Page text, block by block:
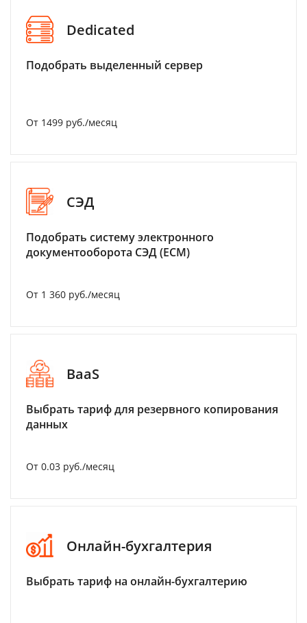
Dedicated
Подобрать выделенный сервер
От 1499 руб./месяц
СЭД
Подобрать систему электронного
документооборота СЭД (ECM)
От 1 360 руб./месяц
BaaS
Выбрать тариф для резервного копирования
данных
От 0.03 руб./месяц
Онлайн-бухгалтерия
Выбрать тариф на онлайн-бухгалтерию